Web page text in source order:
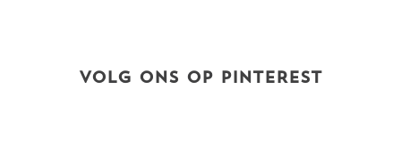
VOLG ONS OP PINTEREST